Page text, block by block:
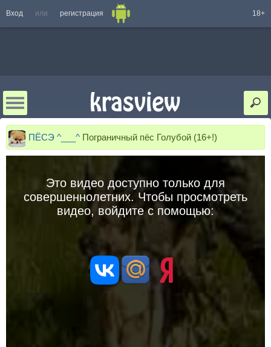
Вход или регистрация 18+
ПЁСЭ ^___^ Пограничный пёс Голубой (16+!)
Это видео доступно только для
совершеннолетних. Чтобы просмотреть
видео, войдите с помощью: